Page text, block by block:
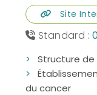
Site
Standard :
Structure de
du cancer